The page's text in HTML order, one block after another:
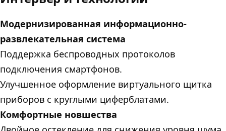
Модернизированная информационно-
развлекательная система
Поддержка беспроводных протоколов
подключения смартфонов.
Улучшенное оформление виртуального щитка
приборов с круглыми циферблатами.
Комфортные новшества